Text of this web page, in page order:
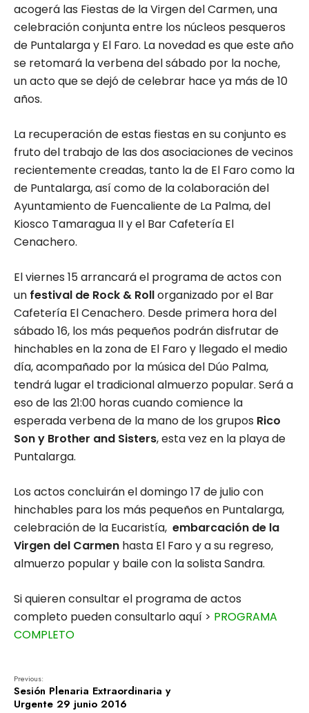
acogerá las Fiestas de la Virgen del Carmen, una
celebración conjunta entre los núcleos pesqueros
de Puntalarga y El Faro. La novedad es que este año
se retomará la verbena del sábado por la noche,
un acto que se dejó de celebrar hace ya más de 10
años.
La recuperación de estas fiestas en su conjunto es
fruto del trabajo de las dos asociaciones de vecinos
recientemente creadas, tanto la de El Faro como la
de Puntalarga, así como de la colaboración del
Ayuntamiento de Fuencaliente de La Palma, del
Kiosco Tamaragua II y el Bar Cafetería El
Cenachero.
El viernes 15 arrancará el programa de actos con
un festival de Rock & Rollorganizado por el Bar
Cafetería El Cenachero. Desde primera hora del
sábado 16, los más pequeños podrán disfrutar de
hinchables en la zona de El Faro y llegado el medio
día, acompañado por la música del Dúo Palma,
tendrá lugar el tradicional almuerzo popular. Será a
eso de las 21:00 horas cuando comience la
esperada verbena de la mano de los grupos Rico
Son y Brother and Sisters, esta vez en la playa de
Puntalarga.
Los actos concluirán el domingo 17 de julio con
hinchables para los más pequeños en Puntalarga,
celebración de la Eucaristía, embarcación de la
Virgen del Carmen hasta El Faro y a su regreso,
almuerzo popular y baile con la solista Sandra.
Si quieren consultar el programa de actos
completo pueden consultarlo aquí > PROGRAMA
COMPLETO
Previous:
Sesión Plenaria Extraordinaria y
Urgente 29 junio 2016